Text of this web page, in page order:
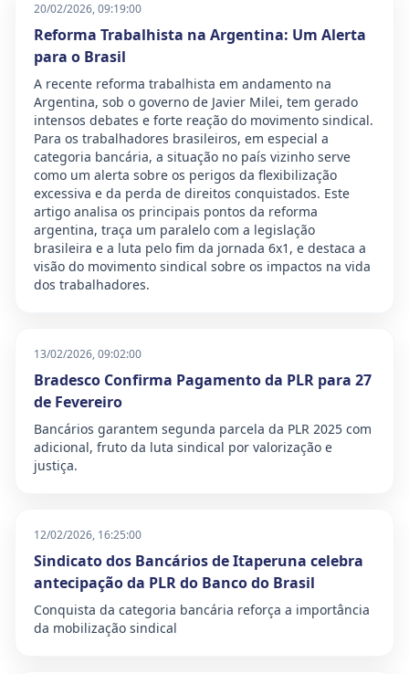
20/02/2026, 09:19:00
Reforma Trabalhista na Argentina: Um Alerta
para o Brasil
A recente reforma trabalhista em andamento na
Argentina, sob o governo de Javier Milei, tem gerado
intensos debates e forte reação do movimento sindical.
Para os trabalhadores brasileiros, em especial a
categoria bancária, a situação no país vizinho serve
como um alerta sobre os perigos da flexibilização
excessiva e da perda de direitos conquistados. Este
artigo analisa os principais pontos da reforma
argentina, traça um paralelo com a legislação
brasileira e a luta pelo fim da jornada 6x1, e destaca a
visão do movimento sindical sobre os impactos na vida
dos trabalhadores.
13/02/2026, 09:02:00
Bradesco Confirma Pagamento da PLR para 27
de Fevereiro
Bancários garantem segunda parcela da PLR 2025 com
adicional, fruto da luta sindical por valorização e
justiça.
12/02/2026, 16:25:00
Sindicato dos Bancários de Itaperuna celebra
antecipação da PLR do Banco do Brasil
Conquista da categoria bancária reforça a importância
da mobilização sindical